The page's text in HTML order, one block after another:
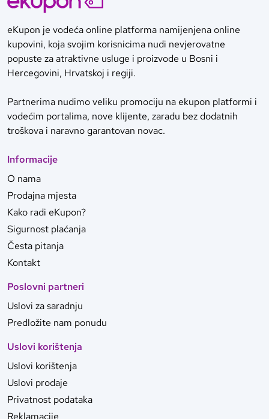
eKupon je vodeća online platforma namijenjena online
kupovini, koja svojim korisnicima nudi nevjerovatne
popuste za atraktivne usluge i proizvode u Bosni i
Hercegovini, Hrvatskoj i regiji.
Partnerima nudimo veliku promociju na ekupon platformi i
vodećim portalima, nove klijente, zaradu bez dodatnih
troškova i naravno garantovan novac.
Informacije
O nama
Prodajna mjesta
Kako radi eKupon?
Sigurnost plaćanja
Česta pitanja
Kontakt
Poslovni partneri
Uslovi za saradnju
Predložite nam ponudu
Uslovi korištenja
Uslovi korištenja
Uslovi prodaje
Privatnost podataka
Reklamacije